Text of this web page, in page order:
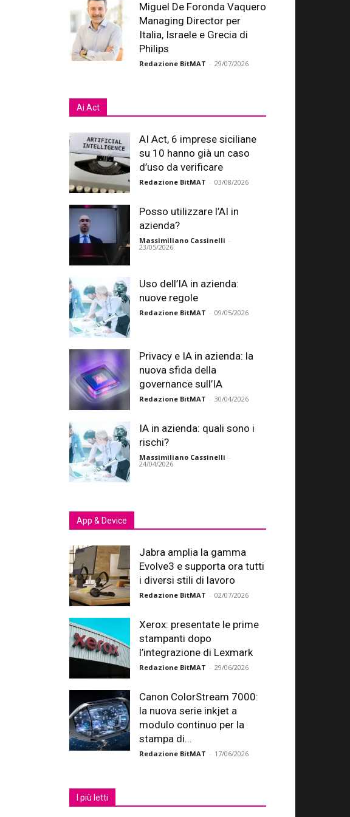
Miguel De Foronda Vaquero
Managing Director per
Italia, Israele e Grecia di
Philips
Redazione BitMAT - 29/07/2026
Ai Act
AI Act, 6 imprese siciliane
su 10 hanno già un caso
d’uso da verificare
Redazione BitMAT - 03/08/2026
Posso utilizzare l’AI in
azienda?
Massimiliano Cassinelli -
23/05/2026
Uso dell’IA in azienda:
nuove regole
Redazione BitMAT - 09/05/2026
Privacy e IA in azienda: la
nuova sfida della
governance sull’IA
Redazione BitMAT - 30/04/2026
IA in azienda: quali sono i
rischi?
Massimiliano Cassinelli -
24/04/2026
App & Device
Jabra amplia la gamma
Evolve3 e supporta ora tutti
i diversi stili di lavoro
Redazione BitMAT - 02/07/2026
Xerox: presentate le prime
stampanti dopo
l’integrazione di Lexmark
Redazione BitMAT - 29/06/2026
Canon ColorStream 7000:
la nuova serie inkjet a
modulo continuo per la
stampa di...
Redazione BitMAT - 17/06/2026
I più letti